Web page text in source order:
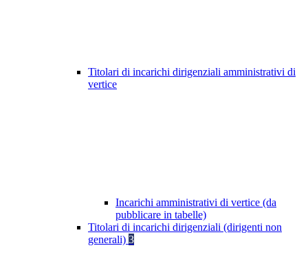
Titolari di incarichi dirigenziali amministrativi di
vertice
Incarichi amministrativi di vertice (da
pubblicare in tabelle)
Titolari di incarichi dirigenziali (dirigenti non
generali) 3